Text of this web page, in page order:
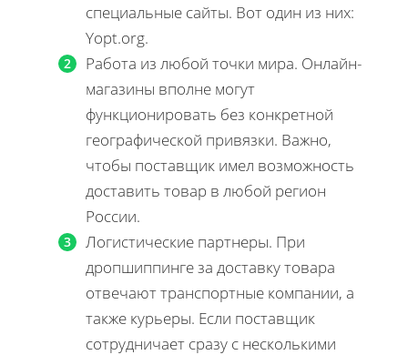
специальные сайты. Вот один из них:
Yopt.org.
Работа из любой точки мира. Онлайн-
магазины вполне могут
функционировать без конкретной
географической привязки. Важно,
чтобы поставщик имел возможность
доставить товар в любой регион
России.
Логистические партнеры. При
дропшиппинге за доставку товара
отвечают транспортные компании, а
также курьеры. Если поставщик
сотрудничает сразу с несколькими